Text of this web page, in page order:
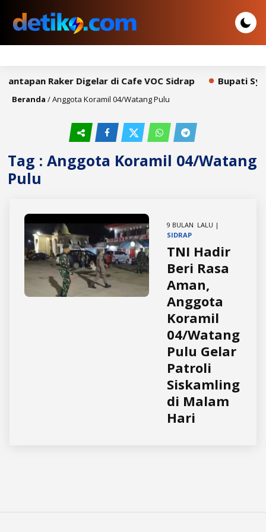
Raker Digelar di Cafe VOC Sidrap Bupati
Beranda /Anggota Koramil 04/Watang Pulu
Tag : Anggota Koramil 04/Watang
Pulu
9 BULAN LALU |
SIDRAP
TNI Hadir
Beri Rasa
Aman,
Anggota
Koramil
04/Watang
Pulu Gelar
Patroli
Siskamling
di Malam
Hari